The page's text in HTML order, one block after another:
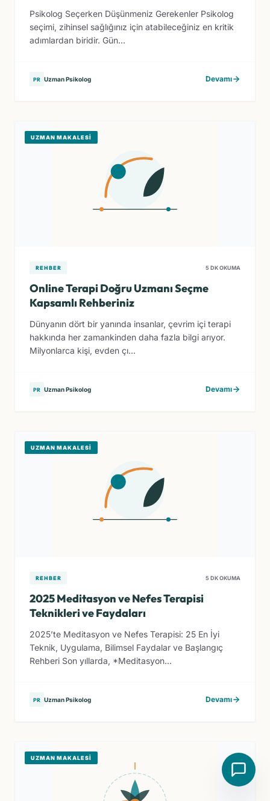
Psikolog Seçerken Düşünmeniz Gerekenler Psikolog
seçimi, zihinsel sağlığınız için atabileceğiniz en kritik
adımlardan biridir. Gün...
PR Uzman Psikolog Devamı
UZMAN MAKALESI
REHBER 5 DK OKUMA
Online Terapi Doğru Uzmanı Seçme
Kapsamlı Rehberiniz
Dünyanın dört bir yanında insanlar, çevrim içi terapi
hakkında her zamankinden daha fazla bilgi arıyor.
Milyonlarca kişi, evden çı...
PR Uzman Psikolog Devamı
UZMAN MAKALESI
REHBER 5 DK OKUMA
2025 Meditasyon ve Nefes Terapisi
Teknikleri ve Faydaları
2025’te Meditasyon ve Nefes Terapisi: 25 En İyi
Teknik, Uygulama, Bilimsel Faydalar ve Başlangıç
Rehberi Son yıllarda, *Meditasyon...
PR Uzman Psikolog Devamı
UZMAN MAKALESI